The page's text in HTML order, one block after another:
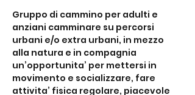
Gruppo di cammino per adulti e
anziani camminare su percorsi
urbani e/o extra urbani, in mezzo
alla natura e in compagnia
un’opportunita’ per mettersi in
movimento e socializzare, fare
attivita’ fisica regolare, piacevole